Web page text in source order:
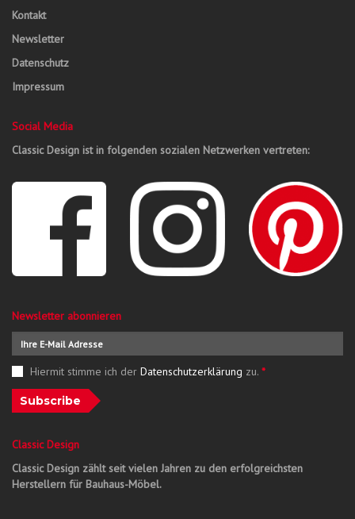
Kontakt
Newsletter
Datenschutz
Impressum
Social Media
Classic Design ist in folgenden sozialen Netzwerken vertreten:
Newsletter abonnieren
Hiermit stimme ich der Datenschutzerklärung zu. *
Subscribe
Classic Design
Classic Design zählt seit vielen Jahren zu den erfolgreichsten
Herstellern für Bauhaus-Möbel.